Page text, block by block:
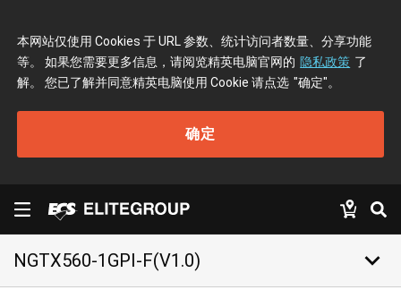
本网站仅使用 Cookies 于 URL 参数、统计访问者数量、分享功能
等。 如果您需要更多信息，请阅览精英电脑官网的 隐私政策 了
解。 您已了解并同意精英电脑使用 Cookie 请点选 "确定"。
确定
NGTX560-1GPI-F(V1.0) keyboard_arrow_down